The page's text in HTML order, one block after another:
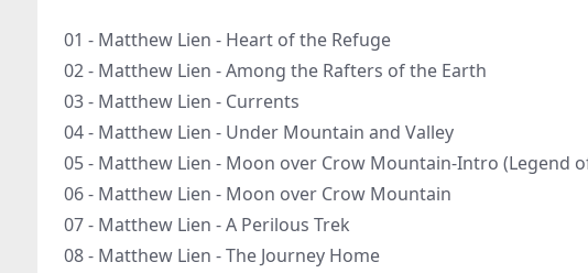
01 - Matthew Lien - Heart of the Refuge
02 - Matthew Lien - Among the Rafters of the Earth
03 - Matthew Lien - Currents
04 - Matthew Lien - Under Mountain and Valley
05 - Matthew Lien - Moon over Crow Mountain-Intro (Legend
06 - Matthew Lien - Moon over Crow Mountain
07 - Matthew Lien - A Perilous Trek
08 - Matthew Lien - The Journey Home